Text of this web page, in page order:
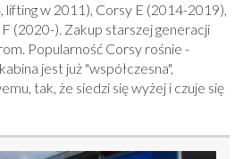
w 2011), Corsy E (2014-2019),
(2020-). Zakup starszej generacji
Popularność Corsy rośnie -
jest już "współczesna",
tak, że siedzi się wyżej i czuje się